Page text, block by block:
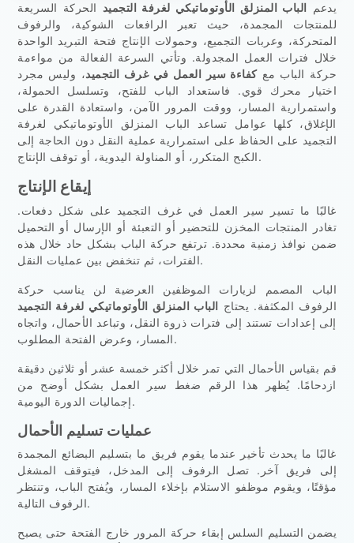
يدعم الباب المنزلق الأوتوماتيكي لغرفة التجميد الحركة السريعة
للمنتجات المجمدة، حيث تعبر الرافعات الشوكية، والرفوف
المتحركة، وعربات التجميع، وحمولات الإنتاج فتحة التبريد الواحدة
خلال فترات العمل المجدولة. وتأتي السرعة الفعالة من مواءمة
حركة الباب معكفاءة سير العمل في غرف التجميد، وليس مجرد
اختيار محرك قوي. فاستعداد الباب للفتح، وتسلسل الحمولة،
واستمرارية المسار، ووقت المرور الآمن، واستعادة القدرة على
الإغلاق، كلها عوامل تساعد الباب المنزلق الأوتوماتيكي لغرفة
التجميد على الحفاظ على استمرارية عملية النقل دون الحاجة إلى
الكبح المتكرر، أو المناولة اليدوية، أو توقف الإنتاج.
إيقاع الإنتاج
غالبًا ما تسير سير العمل في غرف التجميد على شكل دفعات.
تغادر المنتجات المخزن للتحضير أو التعبئة أو الإرسال أو التحميل
ضمن نوافذ زمنية محددة. ترتفع حركة الباب بشكل حاد خلال هذه
الفترات، ثم تنخفض بين عمليات النقل.
الباب المصمم لزيارات الموظفين العرضية لن يناسب حركة
الرفوف المكثفة. يحتاج الباب المنزلق الأوتوماتيكي لغرفة التجميد
إلى إعدادات تستند إلى فترات ذروة النقل، وتباعد الأحمال، واتجاه
المسار، وعرض الفتحة المطلوب.
قم بقياس الأحمال التي تمر خلال أكثر خمسة عشر أو ثلاثين دقيقة
ازدحامًا. يُظهر هذا الرقم ضغط سير العمل بشكل أوضح من
إجماليات الدورة اليومية.
عمليات تسليم الأحمال
غالبًا ما يحدث تأخير عندما يقوم فريق ما بتسليم البضائع المجمدة
إلى فريق آخر. تصل الرفوف إلى المدخل، فيتوقف المشغل
مؤقتًا، ويقوم موظفو الاستلام بإخلاء المسار، ويُفتح الباب، وتنتظر
الرفوف التالية.
يضمن التسليم السلس إبقاء حركة المرور خارج الفتحة حتى يصبح